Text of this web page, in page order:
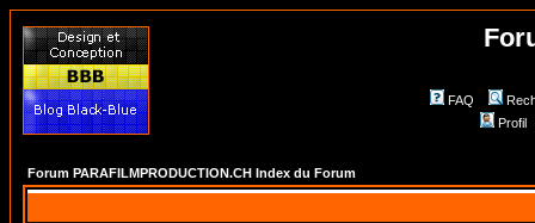
FAQ
Profil
Forum PARAFILMPRODUCTION.CH Index du Forum